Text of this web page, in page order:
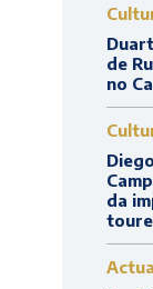
de
no
da